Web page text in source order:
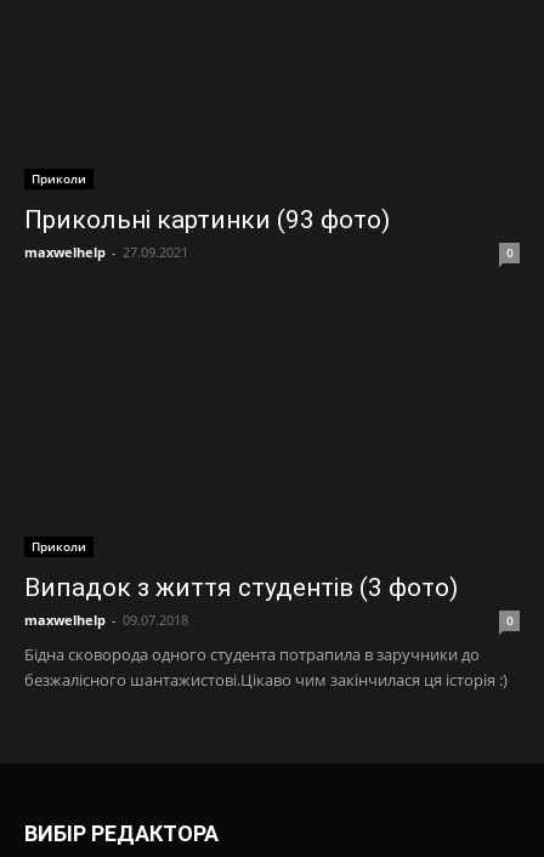
Приколи
Прикольні картинки (93 фото)
maxwelhelp - 27.09.2021 0
Приколи
Випадок з життя студентів (3 фото)
maxwelhelp - 09.07.2018 0
Бідна сковорода одного студента потрапила в заручники до
безжалісного шантажистові.Цікаво чим закінчилася ця історія :)
ВИБІР РЕДАКТОРА